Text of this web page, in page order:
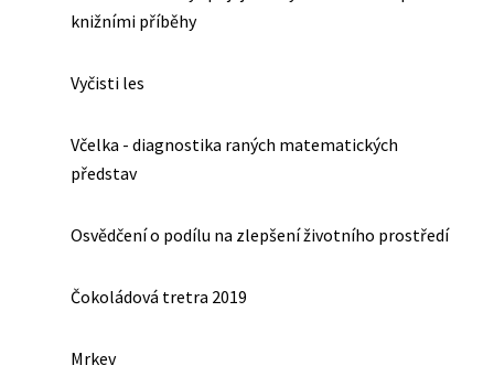
knižními příběhy
Vyčisti les
Včelka - diagnostika raných matematických
představ
Osvědčení o podílu na zlepšení životního prostředí
Čokoládová tretra 2019
Mrkev